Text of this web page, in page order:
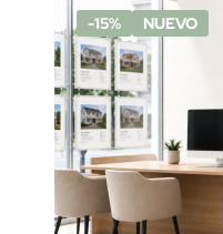
-15% NUEVO